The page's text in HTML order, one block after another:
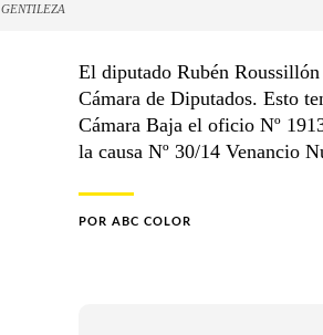
GENTILEZA
El diputado Rubén
Cámara de Diputados. Esto
Cámara Baja el oficio Nº
la causa Nº 30/14 Venancio
POR ABC COLOR